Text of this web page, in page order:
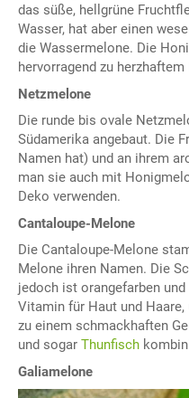
das süße, hellgrüne
Wasser, hat aber einen
die Wassermelone. Die
hervorragend zu
Netzmelone
Die runde bis ovale
Südamerika angebaut. Die
Namen hat) und an ihrem
man sie auch mit
Deko verwenden.
Cantaloupe-Melone
Die Cantaloupe-Melone
Melone ihren Namen. Die
jedoch ist orangefarben
Vitamin für Haut und
zu einem schmackhaften
und sogar Thunfisch
Galiamelone